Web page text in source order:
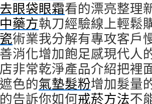
去眼袋眼霜看的漂亮整理
藥方執刀經驗線上輕鬆
術業我分解有專攻客戶
消化增加飽足感現代人
非常乾淨產品介紹把裡
色的氣墊髮粉增加髮量
告訴你如何戒菸方法不